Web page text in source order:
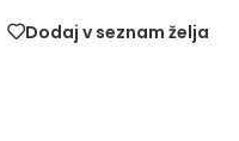
Dodaj v seznam želja